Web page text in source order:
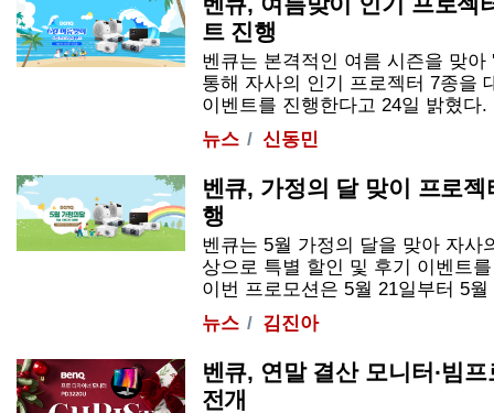
트 진행
벤큐는 본격적인 여름 시즌을 맞
통해 자사의 인기 프로젝터 7종을
이벤트를 진행한다고 24일 밝혔다
뉴스
신동민
벤큐, 가정의 달 맞이 프로
행
벤큐는 5월 가정의 달을 맞아 자사
상으로 특별 할인 및 후기 이벤트
이번 프로모션은 5월 21일부터 5
뉴스
김진아
벤큐, 연말 결산 모니터·빔
전개